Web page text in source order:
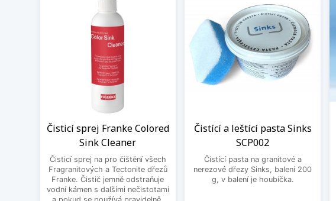
Čisticí sprej Franke Colored
Sink Cleaner
Čisticí sprej na pro čištění všech
Fragranitových a Tectonite dřezů
Franke. Čistič jemně odstraňuje
vodní kámen s dalšími nečistotami
Čistící a leštící pasta Sinks
SCP002
Čistící pasta na granitové a
nerezové dřezy Sinks, balení 200
g, v balení je houbička.